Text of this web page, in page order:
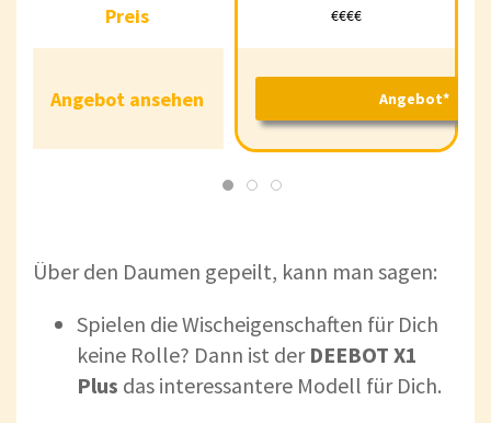
Angebot ansehen Angebot*
€€€€
Angebot*
Preis
Angebot ansehen
Über den Daumen gepeilt, kann man sagen:
Spielen die Wischeigenschaften für Dich
keine Rolle? Dann ist der DEEBOT X1
Plus das interessantere Modell für Dich.